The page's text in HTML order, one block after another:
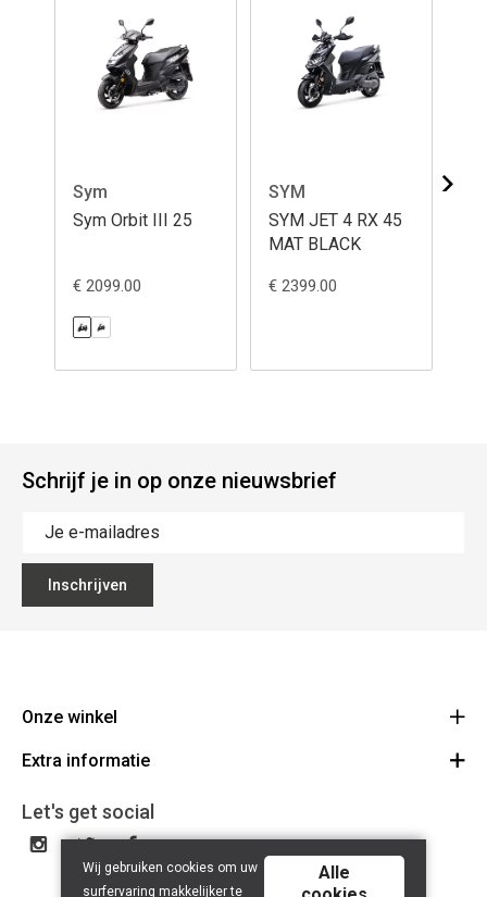
Sym
Sym Orbit III 25
€ 2099.00
SYM
SYM JET 4 RX 45
MAT BLACK
€ 2399.00
Schrijf je in op onze nieuwsbrief
Inschrijven
Onze winkel
Lippenslaan 12
Route
Tel: +32 50 62 83 43
BE 0464.125.105
Extra informatie
Algemene Voorwaarden
Privacy Policy
Let's get social
Wij gebruiken cookies om uw
surfervaring makkelijker te
Alle